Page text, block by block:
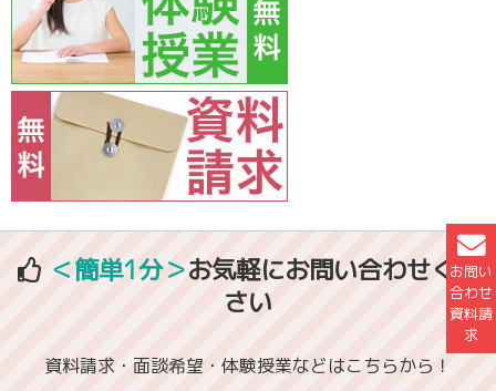
お問い
合わせ
資料請
求
＜簡単1分＞お気軽にお問い合わせくだ
さい
資料請求・面談希望・体験授業などはこちらから！